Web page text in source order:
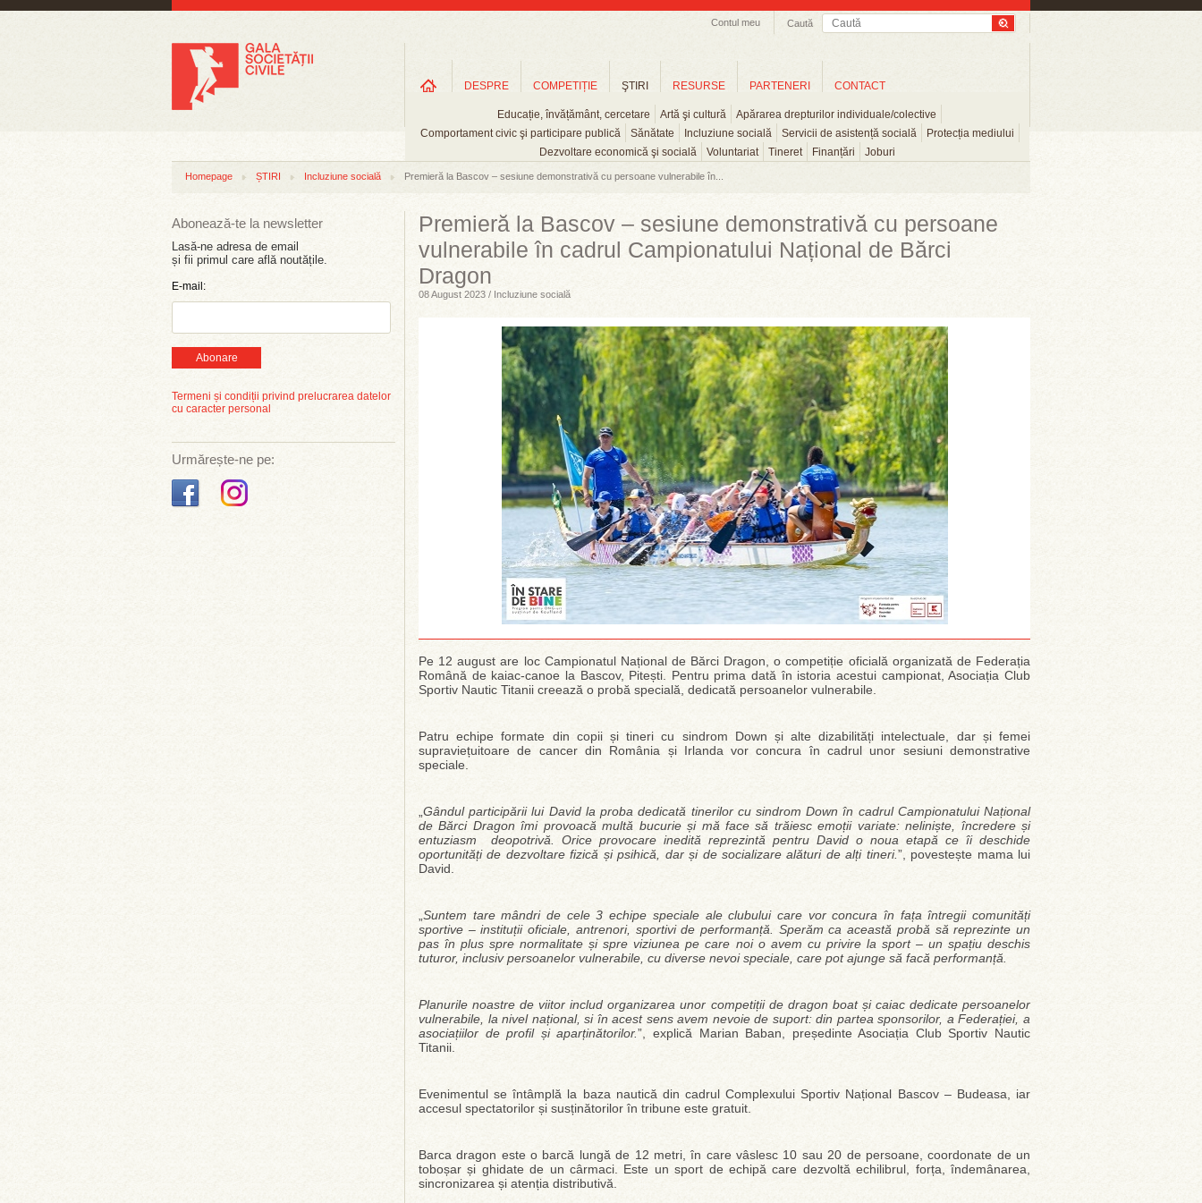
Caută
Contul meu
DESPRE COMPETIȚIE ŞTIRI
Educație, învățământ, cercetare Artă şi cultură
Apărarea drepturilor individuale/colective
Comportament civic şi participare publică
Sănătate Incluziune socială Servicii de asistență socială
Protecția mediului
Dezvoltare economică şi socială
Voluntariat Tineret Finanțări Joburi
RESURSE PARTENERI CONTACT
Homepage ȘTIRI Incluziune socială Premieră la Bascov – sesiune demonstrativă cu persoane vulnerabile în...
Abonează-te la newsletter
Lasă-ne adresa de email
și fii primul care află noutățile.
E-mail:
Abonare
Termeni și condiții privind prelucrarea datelor
cu caracter personal
Urmărește-ne pe:
Premieră la Bascov – sesiune demonstrativă cu persoane
vulnerabile în cadrul Campionatului Național de Bărci
Dragon
08 August 2023 / Incluziune socială
Pe 12 august are loc Campionatul Național de Bărci Dragon, o competiție oficială organizată de Federația
Română de kaiac-canoe la Bascov, Pitești. Pentru prima dată în istoria acestui campionat, Asociația Club
Sportiv Nautic Titanii creează o probă specială, dedicată persoanelor vulnerabile.
Patru echipe formate din copii și tineri cu sindrom Down și alte dizabilități intelectuale, dar și femei
supraviețuitoare de cancer din România și Irlanda vor concura în cadrul unor sesiuni demonstrative
speciale.
Gândul participării lui David la proba dedicată tinerilor cu sindrom Down în cadrul Campionatului Național
de Bărci Dragon îmi provoacă multă bucurie și mă face să trăiesc emoții variate: neliniște, încredere și
entuziasm deopotrivă. Orice provocare inedită reprezintă pentru David o noua etapă ce îi deschide
oportunități de dezvoltare fizică și psihică, dar și de socializare alături de alți tineri.”, povestește mama lui
David.
Suntem tare mândri de cele 3 echipe speciale ale clubului care vor concura în fața întregii comunități
sportive – instituții oficiale, antrenori, sportivi de performanță. Sperăm ca această probă să reprezinte un
pas în plus spre normalitate și spre viziunea pe care noi o avem cu privire la sport – un spațiu deschis
tuturor, inclusiv persoanelor vulnerabile, cu diverse nevoi speciale, care pot ajunge să facă performanță.
Planurile noastre de viitor includ organizarea unor competiții de dragon boat și caiac dedicate persoanelor
vulnerabile, la nivel național, si în acest sens avem nevoie de suport: din partea sponsorilor, a Federației, a
asociațiilor de profil și aparținătorilor.”, explică Marian Baban, președinte Asociația Club Sportiv Nautic
Titanii.
Evenimentul se întâmplă la baza nautică din cadrul Complexului Sportiv Național Bascov – Budeasa, iar
accesul spectatorilor și susținătorilor în tribune este gratuit.
Barca dragon este o barcă lungă de 12 metri, în care vâslesc 10 sau 20 de persoane, coordonate de un
toboșar și ghidate de un cârmaci. Este un sport de echipă care dezvoltă echilibrul, forța, îndemânarea,
sincronizarea și atenția distributivă.